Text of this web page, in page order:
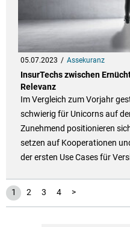
05.07.2023 Assekuranz
InsurTechs zwischen
Relevanz
Im Vergleich zum Vorjahr
schwierig für Unicorns auf
Zunehmend positionieren
setzen auf Kooperationen
der ersten Use Cases für
1 2 3 4 >